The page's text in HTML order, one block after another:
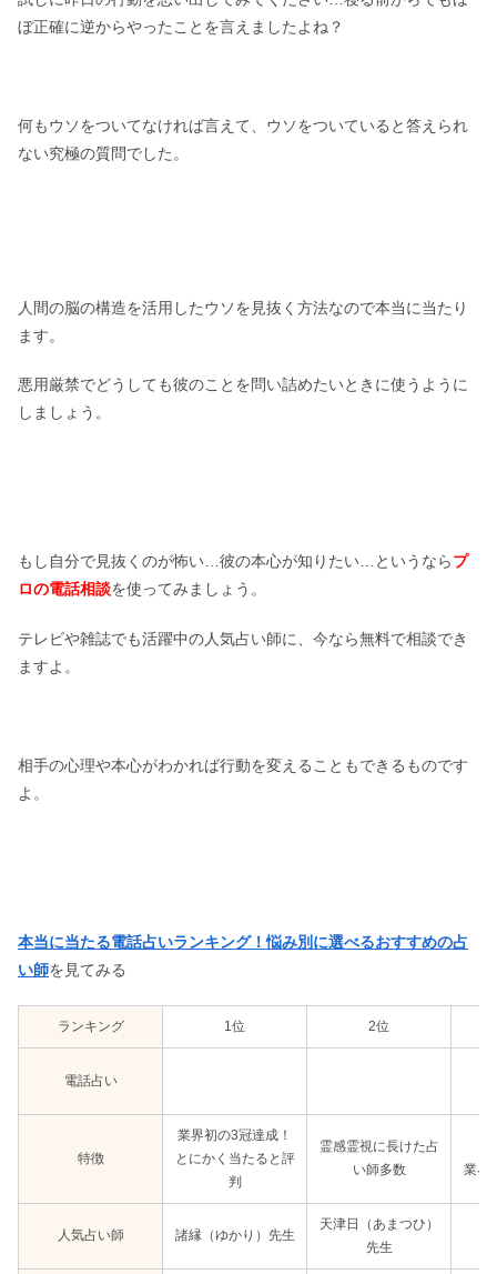
ぼ正確に逆からやったことを言えましたよね？
何もウソをついてなければ言えて、ウソをついていると答えられ
ない究極の質問でした。
人間の脳の構造を活用したウソを見抜く方法なので本当に当たり
ます。
悪用厳禁でどうしても彼のことを問い詰めたいときに使うように
しましょう。
もし自分で見抜くのが怖い…彼の本心が知りたい…というならプ
ロの電話相談を使ってみましょう。
テレビや雑誌でも活躍中の人気占い師に、今なら無料で相談でき
ますよ。
相手の心理や本心がわかれば行動を変えることもできるものです
よ。
本当に当たる電話占いランキング！悩み別に選べるおすすめの占
い師を見てみる
ランキング 1位 2位
電話占い
特徴
業界初の3冠達成！
とにかく当たると評
判
霊感霊視に長けた占
い師多数
業界
人気占い師 諸縁（ゆかり）先生
天津日（あまつひ）
先生